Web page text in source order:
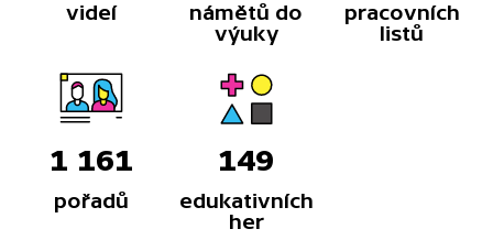
videí
námětů do
výuky
pracovních
listů
1 161
pořadů
149
edukativních
her